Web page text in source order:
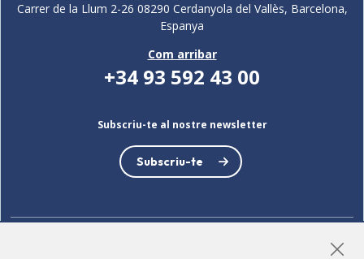
Carrer de la Llum 2-26 08290 Cerdanyola del Vallès, Barcelona,
Espanya
Com arribar
+34 93 592 43 00
Subscriu-te al nostre newsletter
Subscriu-te